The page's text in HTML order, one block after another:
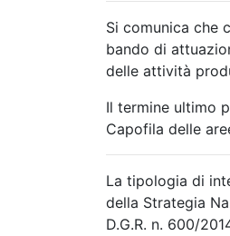
Si comunica che
bando di
delle attività
Il termine ultimo
Capofila delle
La tipologia di
della Strategia
D.G.R. n. 600/